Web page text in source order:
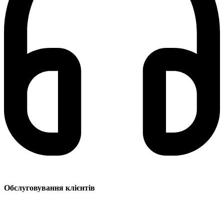
Обслуговування клієнтів